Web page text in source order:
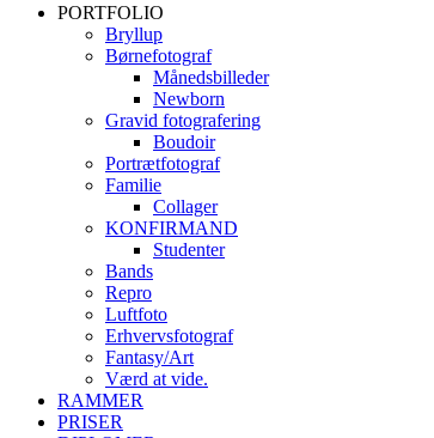
PORTFOLIO
Bryllup
Børnefotograf
Månedsbilleder
Newborn
Gravid fotografering
Boudoir
Portrætfotograf
Familie
Collager
KONFIRMAND
Studenter
Bands
Repro
Luftfoto
Erhvervsfotograf
Fantasy/Art
Værd at vide.
RAMMER
PRISER